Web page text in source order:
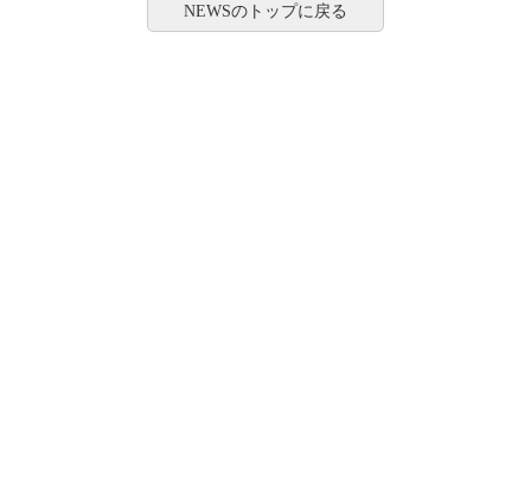
NEWSのトップに戻る